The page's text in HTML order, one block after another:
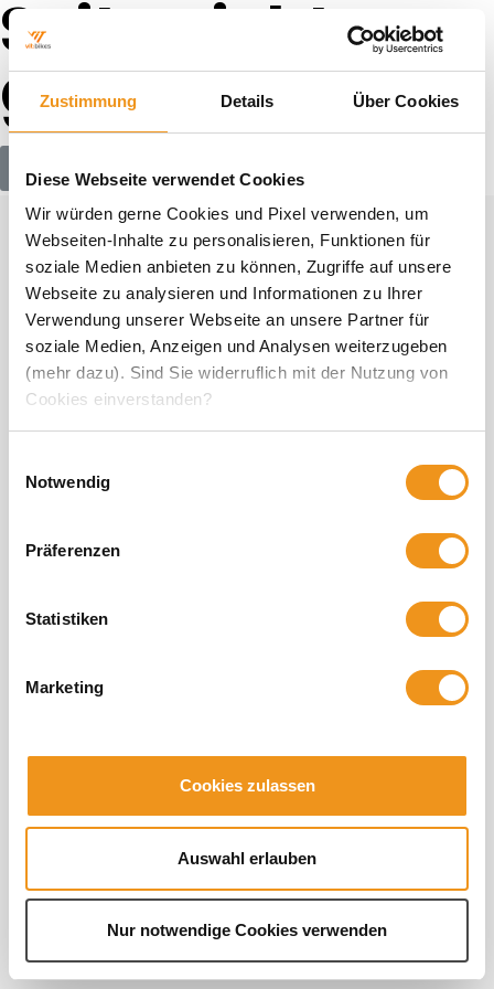
Zustimmung Details Über Cookies
Diese Webseite verwendet Cookies
Wir würden gerne Cookies und Pixel verwenden, um
Webseiten-Inhalte zu personalisieren, Funktionen für
soziale Medien anbieten zu können, Zugriffe auf unsere
Webseite zu analysieren und Informationen zu Ihrer
Verwendung unserer Webseite an unsere Partner für
soziale Medien, Anzeigen und Analysen weiterzugeben
(mehr dazu). Sind Sie widerruflich mit der Nutzung von
Cookies einverstanden?
Notwendig
Präferenzen
Statistiken
Marketing
Cookies zulassen
Auswahl erlauben
Nur notwendige Cookies verwenden
Seite nicht
gefunden
Zur Startseite